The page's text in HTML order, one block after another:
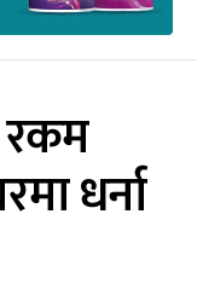
धर्ना